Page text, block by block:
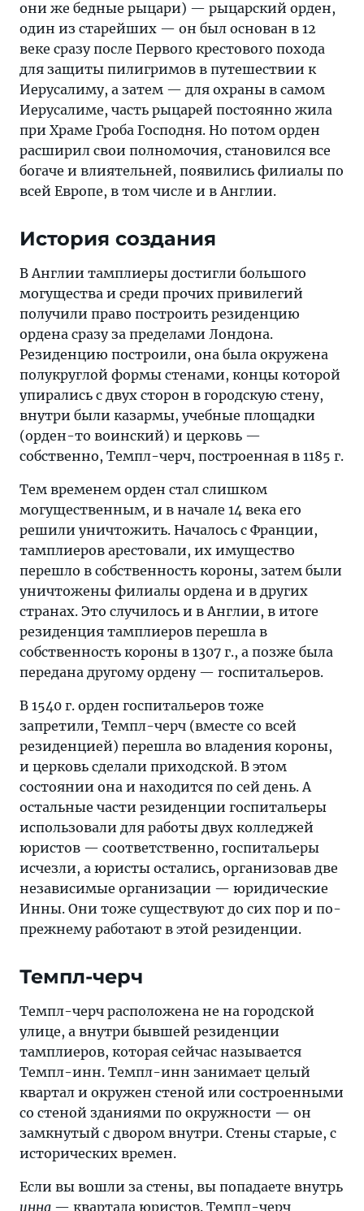
они же бедные рыцари) — рыцарский орден,
один из старейших — он был основан в 12
веке сразу после Первого крестового похода
для защиты пилигримов в путешествии к
Иерусалиму, а затем — для охраны в самом
Иерусалиме, часть рыцарей постоянно жила
при Храме Гроба Господня. Но потом орден
расширил свои полномочия, становился все
богаче и влиятельней, появились филиалы по
всей Европе, в том числе и в Англии.
История создания
В Англии тамплиеры достигли большого
могущества и среди прочих привилегий
получили право построить резиденцию
ордена сразу за пределами Лондона.
Резиденцию построили, она была окружена
полукруглой формы стенами, концы которой
упирались с двух сторон в городскую стену,
внутри были казармы, учебные площадки
(орден-то воинский) и церковь —
собственно, Темпл-черч, построенная в 1185 г.
Тем временем орден стал слишком
могущественным, и в начале 14 века его
решили уничтожить. Началось с Франции,
тамплиеров арестовали, их имущество
перешло в собственность короны, затем были
уничтожены филиалы ордена и в других
странах. Это случилось и в Англии, в итоге
резиденция тамплиеров перешла в
собственность короны в 1307 г., а позже была
передана другому ордену — госпитальеров.
В 1540 г. орден госпитальеров тоже
запретили, Темпл-черч (вместе со всей
резиденцией) перешла во владения короны,
и церковь сделали приходской. В этом
состоянии она и находится по сей день. А
остальные части резиденции госпитальеры
использовали для работы двух колледжей
юристов — соответственно, госпитальеры
исчезли, а юристы остались, организовав две
независимые организации — юридические
Инны. Они тоже существуют до сих пор и по-
прежнему работают в этой резиденции.
Темпл-черч
Темпл-черч расположена не на городской
улице, а внутри бывшей резиденции
тамплиеров, которая сейчас называется
Темпл-инн. Темпл-инн занимает целый
квартал и окружен стеной или состроенными
со стеной зданиями по окружности — он
замкнутый с двором внутри. Стены старые, с
исторических времен.
Если вы вошли за стены, вы попадаете внутрь
инна — квартала юристов. Темпл-черч